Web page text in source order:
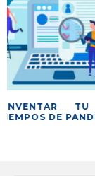
FUNCIONAN Y